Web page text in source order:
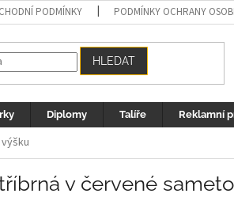
PODMÍNKY PODMÍNKY OCHRANY
HLEDAT
Diplomy Talíře Reklamní
v červené